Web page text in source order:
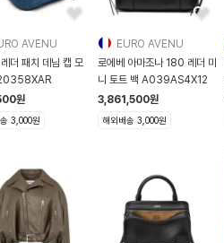
AVENU
원
3,000원
EURO AVENU
로에베 아마조나 180 레더 미
니 토트 백 A039AS4X12
3,861,500원
해외배송 3,000원